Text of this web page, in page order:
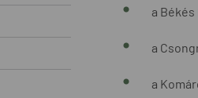
a
a
a